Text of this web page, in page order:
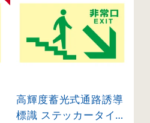
高輝度蓄光式通路誘導
標識 ステッカータイプ